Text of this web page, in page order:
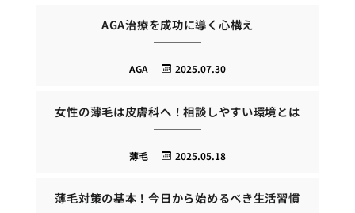
AGA治療を成功に導く心構え
2025.07.30
AGA
女性の薄毛は皮膚科へ！相談しやすい環境とは
2025.05.18
薄毛
薄毛対策の基本！今日から始めるべき生活習慣